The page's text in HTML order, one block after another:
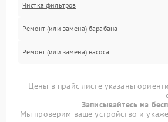
Чистка фильтров
Ремонт (или замена) барабана
Ремонт (или замена) насоса
Цены в прайс-листе указаны
Записывайтесь на
Мы проверим ваше устройство и